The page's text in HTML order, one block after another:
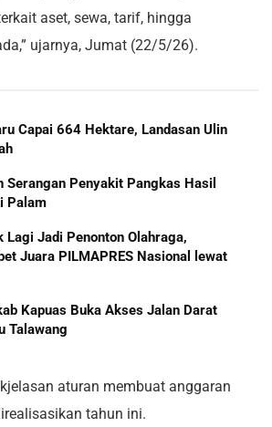
aset, sewa, tarif, hingga
ujarnya, Jumat (22/5/26).
Capai 664 Hektare, Landasan Ulin
Serangan Penyakit Pangkas Hasil
Palam
Lagi Jadi Penonton Olahraga,
Juara PILMAPRES Nasional lewat
Kapuas Buka Akses Jalan Darat
Talawang
aturan membuat anggaran
tahun ini.